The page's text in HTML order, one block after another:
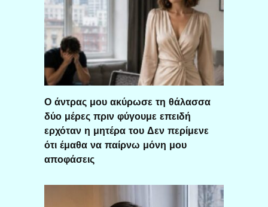
Ο άντρας μου ακύρωσε τη θάλασσα
δύο μέρες πριν φύγουμε επειδή
ερχόταν η μητέρα του Δεν περίμενε
ότι έμαθα να παίρνω μόνη μου
αποφάσεις